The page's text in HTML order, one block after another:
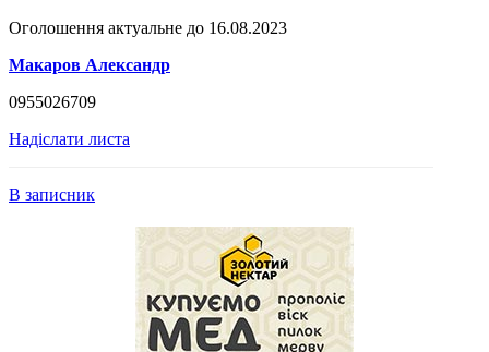
Оголошення актуальне до 16.08.2023
Макаров Александр
0955026709
Надіслати листа
В записник